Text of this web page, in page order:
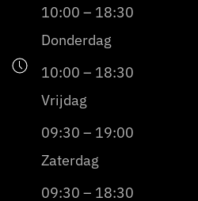
10:00 – 18:30
Donderdag
10:00 – 18:30
Vrijdag
09:30 – 19:00
Zaterdag
09:30 – 18:30